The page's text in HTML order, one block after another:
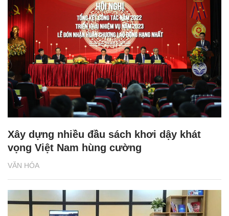
VĂN HÓA
Xây dựng nhiều đầu sách khơi dậy khát
vọng Việt Nam hùng cường